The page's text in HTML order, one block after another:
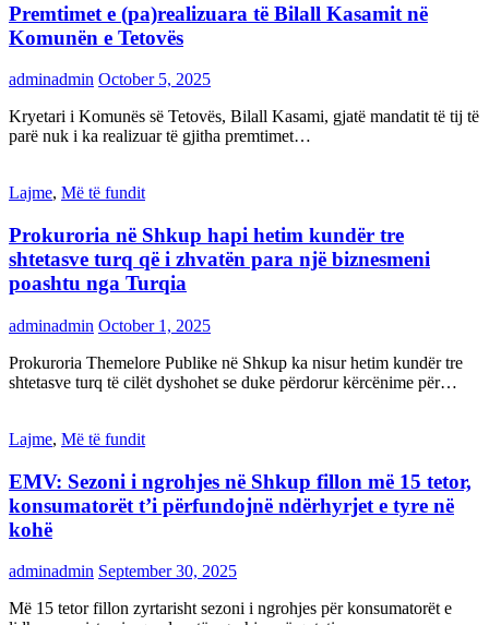
Premtimet e (pa)realizuara të Bilall Kasamit në
Komunën e Tetovës
adminadmin October 5, 2025
Kryetari i Komunës së Tetovës, Bilall Kasami, gjatë mandatit të tij të
parë nuk i ka realizuar të gjitha premtimet…
Lajme, Më të fundit
Prokuroria në Shkup hapi hetim kundër tre
shtetasve turq që i zhvatën para një biznesmeni
poashtu nga Turqia
adminadmin October 1, 2025
Prokuroria Themelore Publike në Shkup ka nisur hetim kundër tre
shtetasve turq të cilët dyshohet se duke përdorur kërcënime për…
Lajme, Më të fundit
EMV: Sezoni i ngrohjes në Shkup fillon më 15 tetor,
konsumatorët t’i përfundojnë ndërhyrjet e tyre në
kohë
adminadmin September 30, 2025
Më 15 tetor fillon zyrtarisht sezoni i ngrohjes për konsumatorët e